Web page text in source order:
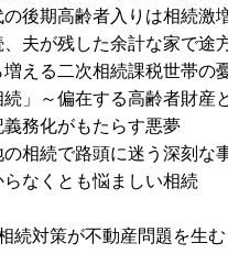
の後期高齢者入りは相続激
夫が残した余計な家で途
増える二次相続課税世帯の
続」～偏在する高齢者財産
務化がもたらす悪夢
の相続で路頭に迷う深刻な
らなくとも悩ましい相続
続対策が不動産問題を